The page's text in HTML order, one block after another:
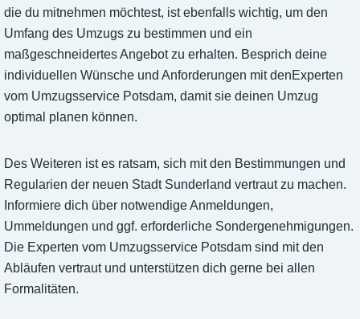
die du mitnehmen möchtest, ist ebenfalls wichtig, um den
Umfang des Umzugs zu bestimmen und ein
maßgeschneidertes Angebot zu erhalten. Besprich deine
individuellen Wünsche und Anforderungen mit denExperten
vom Umzugsservice Potsdam, damit sie deinen Umzug
optimal planen können.
Des Weiteren ist es ratsam, sich mit den Bestimmungen und
Regularien der neuen Stadt Sunderland vertraut zu machen.
Informiere dich über notwendige Anmeldungen,
Ummeldungen und ggf. erforderliche Sondergenehmigungen.
Die Experten vom Umzugsservice Potsdam sind mit den
Abläufen vertraut und unterstützen dich gerne bei allen
Formalitäten.